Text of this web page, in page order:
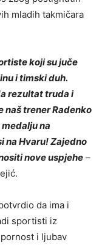
mladih takmičara
koji su juče
i timski duh.
rezultat truda i
naš trener Radenko
na
na Hvaru! Zajedno
nove uspjehe –
da ima i
sportisti iz
i ljubav